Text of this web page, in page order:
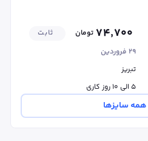
۷۴٬۷۰۰ تومان
ثابت
۲۹ فروردین
تبریز
۵ الی ۱۰ روز کاری
سایزها